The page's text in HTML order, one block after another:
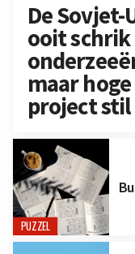
De Sovjet-
ooit
maar
project stil
PUZZEL